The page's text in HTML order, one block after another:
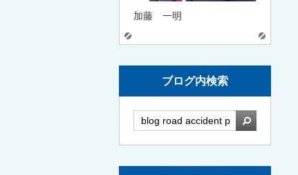
加藤 一明
ブログ内検索
検索